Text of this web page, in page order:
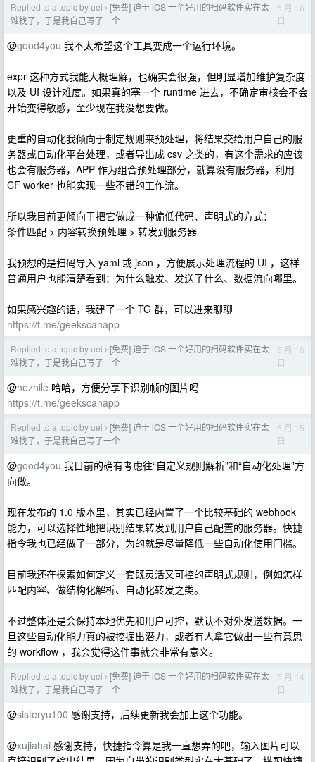
Replied to a topic by uei › [免费] 迫于 iOS 一个好用的扫码软件实在太
难找了，于是我自己写了一个
5 月 16
日
@good4you 我不太希望这个工具变成一个运行环境。
expr 这种方式我能大概理解，也确实会很强，但明显增加维护复杂度
以及 UI 设计难度。如果真的塞一个 runtime 进去，不确定审核会不会
开始变得敏感，至少现在我没想要做。
更重的自动化我倾向于制定规则来预处理，将结果交给用户自己的服
务器或自动化平台处理，或者导出成 csv 之类的，有这个需求的应该
也会有服务器，APP 作为组合预处理部分，就算没有服务器，利用
CF worker 也能实现一些不错的工作流。
所以我目前更倾向于把它做成一种偏低代码、声明式的方式：
条件匹配 > 内容转换预处理 > 转发到服务器
我预想的是扫码导入 yaml 或 json ，方便展示处理流程的 UI ，这样
普通用户也能清楚看到：为什么触发、发送了什么、数据流向哪里。
如果感兴趣的话，我建了一个 TG 群，可以进来聊聊
https://t.me/geekscanapp
Replied to a topic by uei › [免费] 迫于 iOS 一个好用的扫码软件实在太
难找了，于是我自己写了一个
5 月 16
日
@hezhile 哈哈，方便分享下识别帧的图片吗
https://t.me/geekscanapp
Replied to a topic by uei › [免费] 迫于 iOS 一个好用的扫码软件实在太
难找了，于是我自己写了一个
5 月 15
日
@good4you 我目前的确有考虑往“自定义规则解析”和“自动化处理”方
向做。
现在发布的 1.0 版本里，其实已经内置了一个比较基础的 webhook
能力，可以选择性地把识别结果转发到用户自己配置的服务器。快捷
指令我也已经做了一部分，为的就是尽量降低一些自动化使用门槛。
目前我还在探索如何定义一套既灵活又可控的声明式规则，例如怎样
匹配内容、做结构化解析、自动化转发之类。
不过整体还是会保持本地优先和用户可控，默认不对外发送数据。一
旦这些自动化能力真的被挖掘出潜力，或者有人拿它做出一些有意思
的 workflow ，我会觉得这件事就会非常有意义。
Replied to a topic by uei › [免费] 迫于 iOS 一个好用的扫码软件实在太
难找了，于是我自己写了一个
5 月 14
日
@sisteryu100 感谢支持，后续更新我会加上这个功能。
@xujiahai 感谢支持，快捷指令算是我一直想弄的吧，输入图片可以